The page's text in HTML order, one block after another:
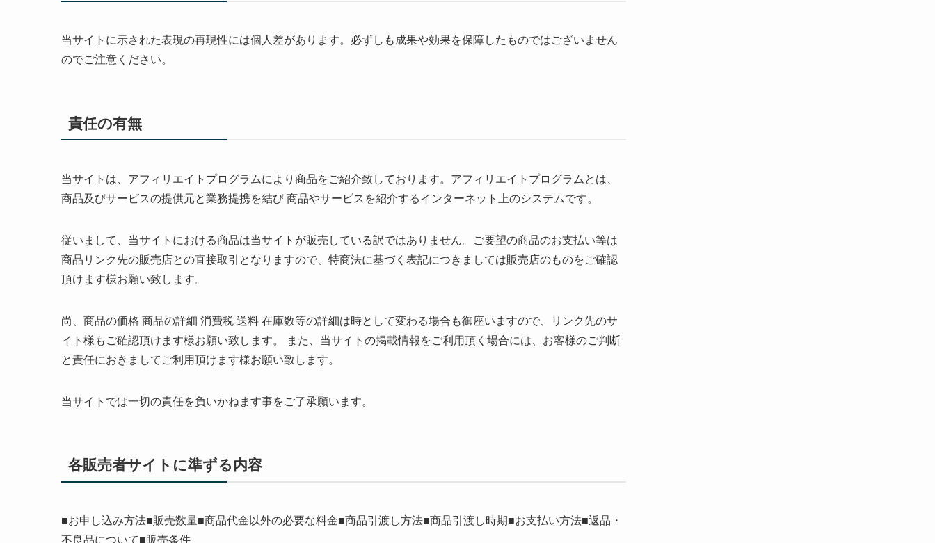
当サイトに示された表現の再現性には個人差があります。必ずしも成果や効果を保障したものではございません
のでご注意ください。
責任の有無
当サイトは、アフィリエイトプログラムにより商品をご紹介致しております。アフィリエイトプログラムとは、
商品及びサービスの提供元と業務提携を結び 商品やサービスを紹介するインターネット上のシステムです。
従いまして、当サイトにおける商品は当サイトが販売している訳ではありません。ご要望の商品のお支払い等は
商品リンク先の販売店との直接取引となりますので、特商法に基づく表記につきましては販売店のものをご確認
頂けます様お願い致します。
尚、商品の価格 商品の詳細 消費税 送料 在庫数等の詳細は時として変わる場合も御座いますので、リンク先のサ
イト様もご確認頂けます様お願い致します。 また、当サイトの掲載情報をご利用頂く場合には、お客様のご判断
と責任におきましてご利用頂けます様お願い致します。
当サイトでは一切の責任を負いかねます事をご了承願います。
各販売者サイトに準ずる内容
■お申し込み方法■販売数量■商品代金以外の必要な料金■商品引渡し方法■商品引渡し時期■お支払い方法■返品・
不良品について■販売条件